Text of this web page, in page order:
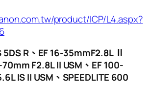
product/ICP/L4.aspx?
5DS R、EF 16-35mmF2.8L Ⅱ
F2.8L II USM、EF 100-
IS II USM、SPEEDLITE 600